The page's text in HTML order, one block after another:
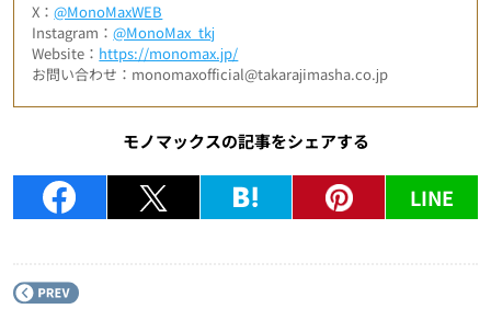
X：@MonoMaxWEB
Instagram：@MonoMax_tkj
Website： https://monomax.jp/
お問い合わせ：monomaxofficial@takarajimasha.co.jp
モノマックスの記事をシェアする
LINE